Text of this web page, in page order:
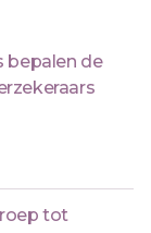
bepalen de
tot